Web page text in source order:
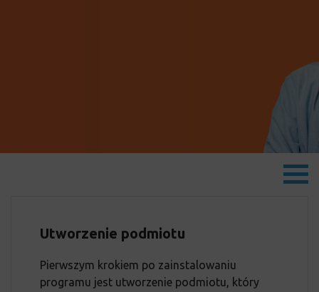
Utworzenie podmiotu
Pierwszym krokiem po zainstalowaniu
programu jest utworzenie podmiotu, który